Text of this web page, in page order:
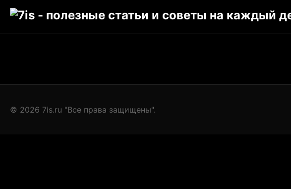
© 2026 7is.ru "Все права защищены".